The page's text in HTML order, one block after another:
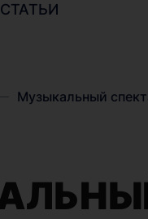
СТАТЬИ
Музыкальный